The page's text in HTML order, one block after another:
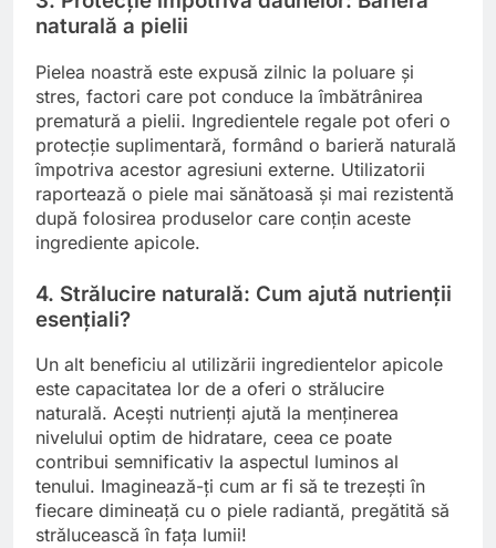
naturală a pielii
Pielea noastră este expusă zilnic la poluare și
stres, factori care pot conduce la îmbătrânirea
prematură a pielii. Ingredientele regale pot oferi o
protecție suplimentară, formând o barieră naturală
împotriva acestor agresiuni externe. Utilizatorii
raportează o piele mai sănătoasă și mai rezistentă
după folosirea produselor care conțin aceste
ingrediente apicole.
4. Strălucire naturală: Cum ajută nutrienții
esențiali?
Un alt beneficiu al utilizării ingredientelor apicole
este capacitatea lor de a oferi o strălucire
naturală. Acești nutrienți ajută la menținerea
nivelului optim de hidratare, ceea ce poate
contribui semnificativ la aspectul luminos al
tenului. Imaginează-ți cum ar fi să te trezești în
fiecare dimineață cu o piele radiantă, pregătită să
strălucească în fața lumii!